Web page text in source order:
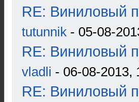
RE: Виниловый
tutunnik - 05-08-
RE: Виниловый
vladli - 06-08-2013,
RE: Виниловый